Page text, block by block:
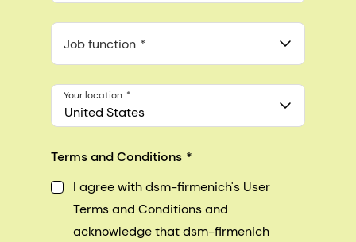
548 Market St Pmb 90375, San Francisco, California, US
Job function
United States
Your location
Terms and Conditions
I agree with dsm-firmenich's User
Terms and Conditions and
acknowledge that dsm-firmenich